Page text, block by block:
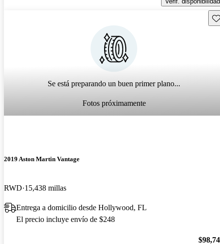
Se está preparando un buen primer plano...
Fotos próximamente
2019 Aston Martin Vantage
RWD 15,438 millas
Entrega a domicilio desde Hollywood, FL
El precio incluye envío de $248